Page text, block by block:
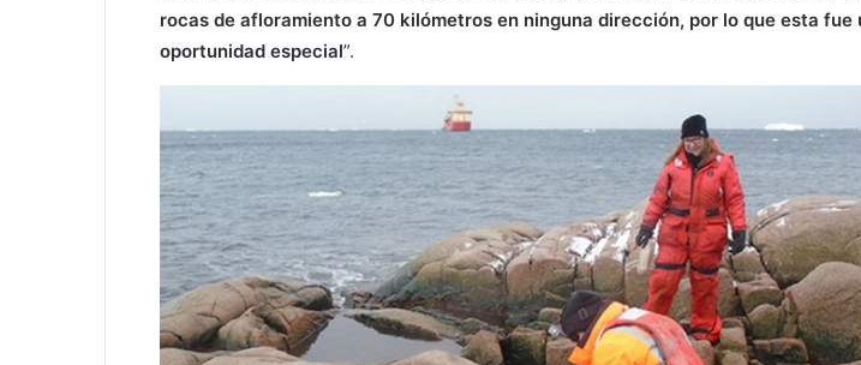
rocas de afloramiento a 70 kilómetros en ninguna dirección, por lo que esta fue
oportunidad especial”.